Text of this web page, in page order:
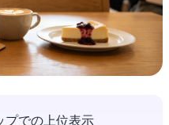
プでの上位表示